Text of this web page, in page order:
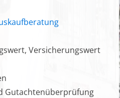
Versicherungswert
Gutachtenüberprüfung